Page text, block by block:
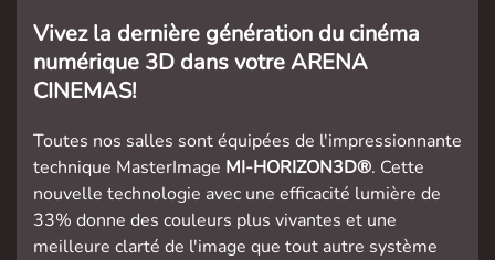
Vivez la dernière génération du cinéma
numérique 3D dans votre ARENA
CINEMAS!
Toutes nos salles sont équipées de l'impressionnante
technique MasterImage MI-HORIZON3D®. Cette
nouvelle technologie avec une efficacité lumière de
33% donne des couleurs plus vivantes et une
meilleure clarté de l'image que tout autre système